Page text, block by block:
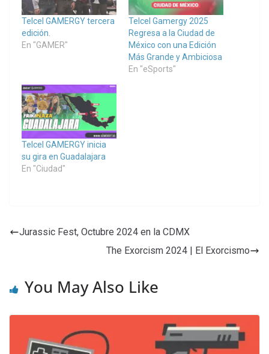
Telcel GAMERGY tercera
edición.
En "GAMER"
Telcel Gamergy 2025
Regresa a la Ciudad de
México con una Edición
Más Grande y Ambiciosa
En "eSports"
Telcel GAMERGY inicia
su gira en Guadalajara
En "Ciudad"
Jurassic Fest, Octubre 2024 en la CDMX
The Exorcism 2024 | El Exorcismo
You May Also Like